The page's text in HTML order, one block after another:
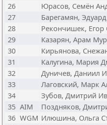
26
Юрасов, Семён
27
Барегамян,
28
Рекончишек, Егор
29
Казарян, Арам
30
Кирьянова,
31
Калугина, Мария
32
Дуничев, Даниил
33
Лаговский, Марк
34
Зубов, Дмитрий
35 AIM Поздняков,
36 WGM Илюшина, Ольга